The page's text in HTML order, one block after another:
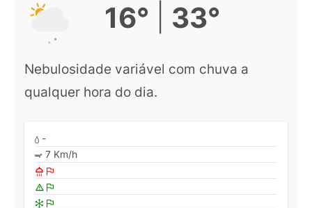
16° 33°
Nebulosidade variável com chuva a
qualquer hora do dia.
-
7 Km/h